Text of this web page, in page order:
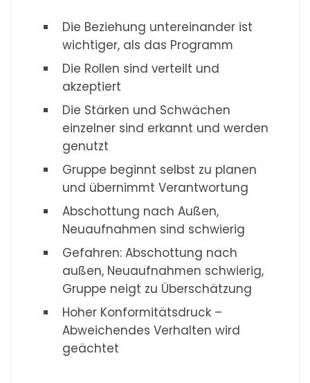
Die Beziehung untereinander ist
wichtiger, als das Programm
Die Rollen sind verteilt und
akzeptiert
Die Stärken und Schwächen
einzelner sind erkannt und werden
genutzt
Gruppe beginnt selbst zu planen
und übernimmt Verantwortung
Abschottung nach Außen,
Neuaufnahmen sind schwierig
Gefahren: Abschottung nach
außen, Neuaufnahmen schwierig,
Gruppe neigt zu Überschätzung
Hoher Konformitätsdruck –
Abweichendes Verhalten wird
geächtet